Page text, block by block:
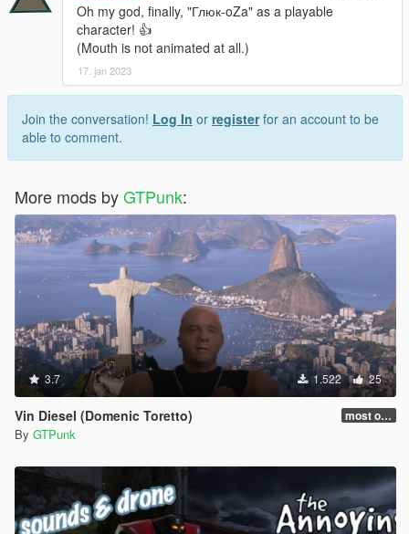
Oh my god, finally, "Глюк-oZa" as a playable
character! 👍
(Mouth is not animated at all.)
17. jan 2023
Join the conversation! Log In or registerfor an account to be
able to comment.
More mods byGTPunk:
3.7 1.522 25
Vin Diesel (Domenic Toretto) most of bugs fixed (but not really) (to be honest)
By GTPunk